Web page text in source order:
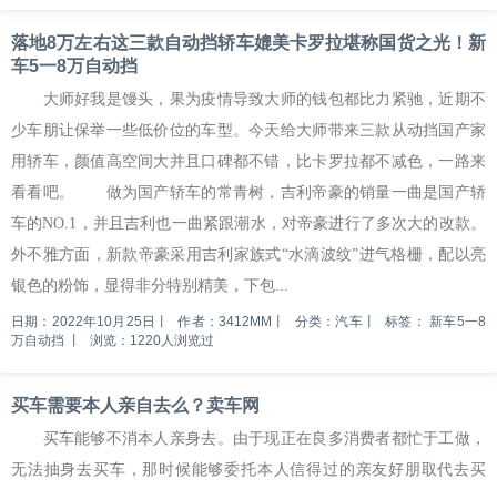
落地8万左右这三款自动挡轿车媲美卡罗拉堪称国货之光！新
车5一8万自动挡
大师好我是馒头，果为疫情导致大师的钱包都比力紧驰，近期不
少车朋让保举一些低价位的车型。今天给大师带来三款从动挡国产家
用轿车，颜值高空间大并且口碑都不错，比卡罗拉都不减色，一路来
看看吧。 做为国产轿车的常青树，吉利帝豪的销量一曲是国产轿
车的NO.1，并且吉利也一曲紧跟潮水，对帝豪进行了多次大的改款。
外不雅方面，新款帝豪采用吉利家族式“水滴波纹”进气格栅，配以亮
银色的粉饰，显得非分特别精美，下包...
日期：2022年10月25日 作者：3412MM 分类：汽车丨 标签： 新车5一8
万自动挡
浏览：1220人浏览过
买车需要本人亲自去么？卖车网
买车能够不消本人亲身去。由于现正在良多消费者都忙于工做，
无法抽身去买车，那时候能够委托本人信得过的亲友好朋取代去买